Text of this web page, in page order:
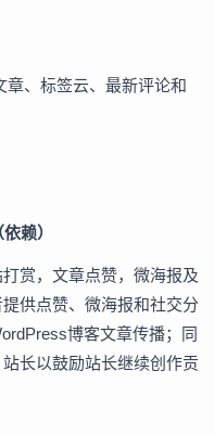
章、标签云、最新评论和
赖）
赏，文章点赞，微海报及
供点赞、微海报和社交分
博客文章传播；同
长以鼓励站长继续创作贡